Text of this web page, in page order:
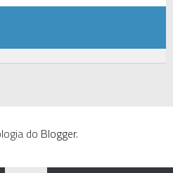
do Blogger.